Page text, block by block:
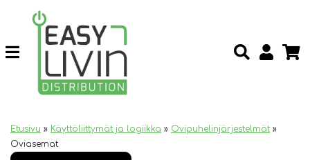
Etusivu » Käyttöliittymät ja logiikka » Ovipuhelinjärjestelmät »
Oviasemat